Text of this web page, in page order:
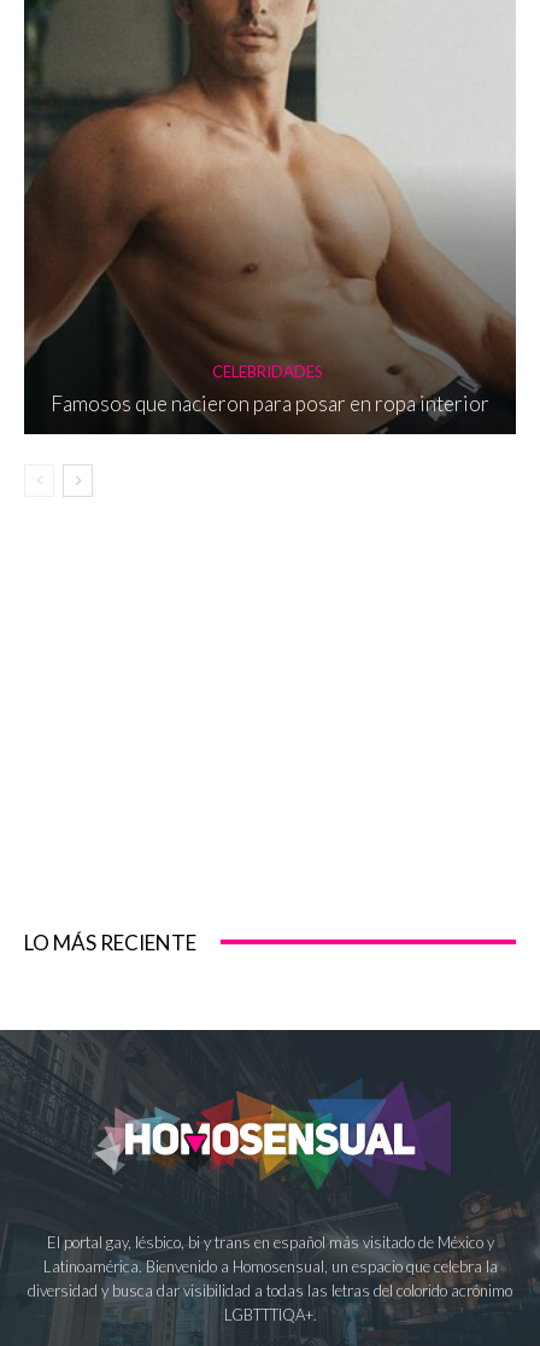
CELEBRIDADES
Famosos que nacieron para posar en ropa interior
LO MÁS RECIENTE
El portal gay, lésbico, bi y trans en español más visitado de México y
Latinoamérica. Bienvenido a Homosensual, un espacio que celebra la
diversidad y busca dar visibilidad a todas las letras del colorido acrónimo
LGBTTTIQA+.